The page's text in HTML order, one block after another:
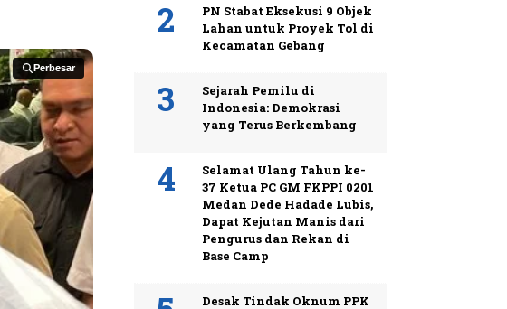
Perbesar
Perbesar
PN Stabat Eksekusi 9 Objek
Lahan untuk Proyek Tol di
Kecamatan Gebang
Sejarah Pemilu di
Indonesia: Demokrasi
yang Terus Berkembang
Selamat Ulang Tahun ke-
37 Ketua PC GM FKPPI 0201
Medan Dede Hadade Lubis,
Dapat Kejutan Manis dari
Pengurus dan Rekan di
Base Camp
Desak Tindak Oknum PPK